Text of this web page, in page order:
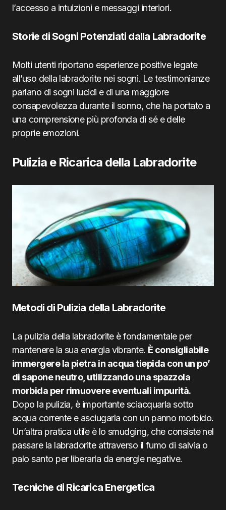
l’accesso a intuizioni e messaggi interiori.
Storie di Sogni Potenziati dalla Labradorite
Molti utenti riportano esperienze positive legate
all’uso della labradorite nei sogni. Le testimonianze
parlano di sogni lucidi e di una maggiore
consapevolezza durante il sonno, che ha portato a
una comprensione più profonda di sé e delle
proprie emozioni.
Pulizia e Ricarica della Labradorite
Metodi di Pulizia della Labradorite
La pulizia della labradorite è fondamentale per
mantenere la sua energia vibrante. È consigliabile
immergere la pietra in acqua tiepida con un po’
di sapone neutro, utilizzando una spazzola
morbida per rimuovere eventuali impurità.
Dopo la pulizia, è importante sciacquarla sotto
acqua corrente e asciugarla con un panno morbido.
Un’altra pratica utile è lo smudging, che consiste nel
passare la labradorite attraverso il fumo di salvia o
palo santo per liberarla da energie negative.
Tecniche di Ricarica Energetica